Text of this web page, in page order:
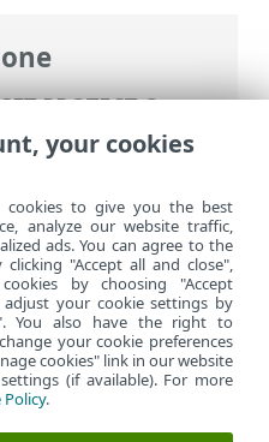
PROTECT On-
PROTECT On-
On-Prem Menu
inviati
your cookies
cookies to give you the best
analyze our website traffic,
ads. You can agree to the
"Accept all and close",
by choosing "Accept
your cookie settings by
You also have the right to
your cookie preferences
cookies" link in our website
(if available). For more
Policy.